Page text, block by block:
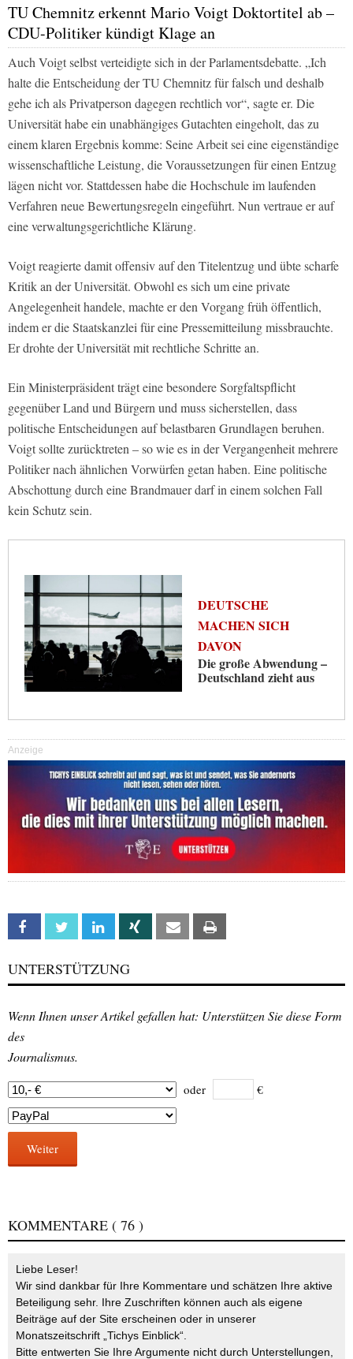
TU Chemnitz erkennt Mario Voigt Doktortitel ab –
CDU-Politiker kündigt Klage an
Auch Voigt selbst verteidigte sich in der Parlamentsdebatte. „Ich
halte die Entscheidung der TU Chemnitz für falsch und deshalb
gehe ich als Privatperson dagegen rechtlich vor“, sagte er. Die
Universität habe ein unabhängiges Gutachten eingeholt, das zu
einem klaren Ergebnis komme: Seine Arbeit sei eine eigenständige
wissenschaftliche Leistung, die Voraussetzungen für einen Entzug
lägen nicht vor. Stattdessen habe die Hochschule im laufenden
Verfahren neue Bewertungsregeln eingeführt. Nun vertraue er auf
eine verwaltungsgerichtliche Klärung.
Voigt reagierte damit offensiv auf den Titelentzug und übte scharfe
Kritik an der Universität. Obwohl es sich um eine private
Angelegenheit handele, machte er den Vorgang früh öffentlich,
indem er die Staatskanzlei für eine Pressemitteilung missbrauchte.
Er drohte der Universität mit rechtliche Schritte an.
Ein Ministerpräsident trägt eine besondere Sorgfaltspflicht
gegenüber Land und Bürgern und muss sicherstellen, dass
politische Entscheidungen auf belastbaren Grundlagen beruhen.
Voigt sollte zurücktreten – so wie es in der Vergangenheit mehrere
Politiker nach ähnlichen Vorwürfen getan haben. Eine politische
Abschottung durch eine Brandmauer darf in einem solchen Fall
kein Schutz sein.
DEUTSCHE
MACHEN SICH
DAVON
Die große Abwendung –
Deutschland zieht aus
Anzeige
Facebook Twitter Linkedin Xing Email
UNTERSTÜTZUNG
Wenn Ihnen unser Artikel gefallen hat: Unterstützen Sie diese Form
des
Journalismus.
oder €
Weiter
KOMMENTARE ( 76 )
Liebe Leser!
Wir sind dankbar für Ihre Kommentare und schätzen Ihre aktive
Beteiligung sehr. Ihre Zuschriften können auch als eigene
Beiträge auf der Site erscheinen oder in unserer
Monatszeitschrift „Tichys Einblick“.
Bitte entwerten Sie Ihre Argumente nicht durch Unterstellungen,